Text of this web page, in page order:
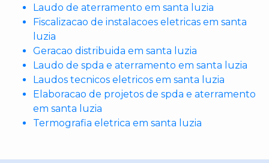
Laudo de aterramento em santa luzia
Fiscalizacao de instalacoes eletricas em santa
luzia
Geracao distribuida em santa luzia
Laudo de spda e aterramento em santa luzia
Laudos tecnicos eletricos em santa luzia
Elaboracao de projetos de spda e aterramento
em santa luzia
Termografia eletrica em santa luzia